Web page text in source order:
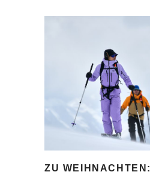
ZU WEIHNACHTEN: